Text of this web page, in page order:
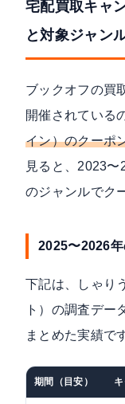
宅配買取キャ
と対象ジャン
ブックオフの買
開催されている
イン）のクーポ
見ると、2023
のジャンルでク
2025〜2026
下記は、しゃり
ト）の調査デー
まとめた実績で
期間（目安）